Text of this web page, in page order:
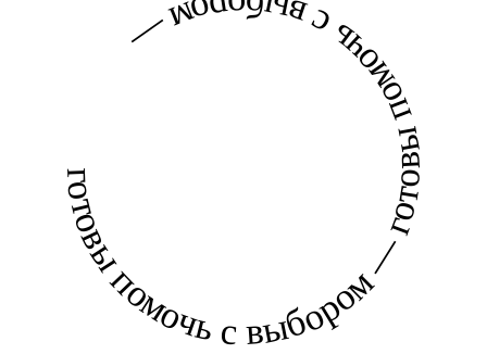
готовы помочь с выбором — готовы помочь с выбором —